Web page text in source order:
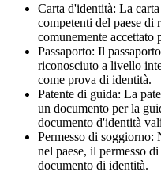
Carta d'identità: La
competenti del paese di
comunemente
Passaporto: Il
riconosciuto a livello
come prova di identità.
Patente di guida: La
un documento per la
documento d'identità
Permesso di soggiorno:
nel paese, il permesso
documento di identità.